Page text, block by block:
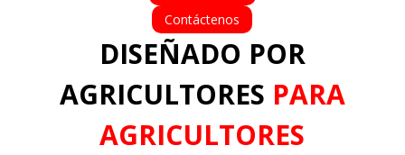
Contáctenos
DISEÑADO POR
AGRICULTORES PARA
AGRICULTORES